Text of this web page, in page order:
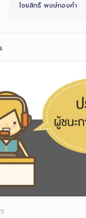
ไชยสิทธิ์ พงษ์ทองคำ